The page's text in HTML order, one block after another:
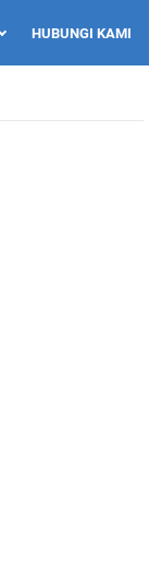
HUBUNGI KAMI